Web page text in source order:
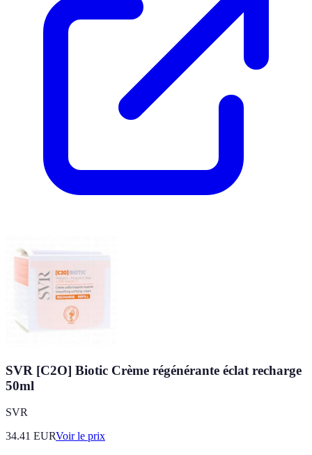
SVR [C2O] Biotic Crème régénérante éclat recharge
50ml
SVR
34.41 EURVoir le prix